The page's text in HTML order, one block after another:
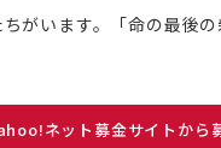
がいます。「命の最後
ネット募金サイトから